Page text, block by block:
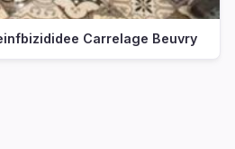
Carrelage Beuvry